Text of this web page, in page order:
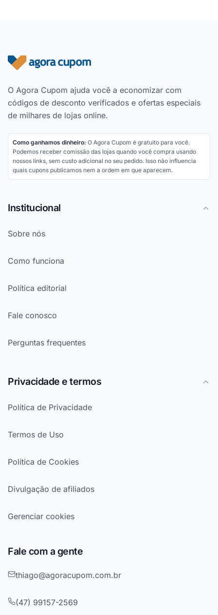
Rodapé do site
O Agora Cupom ajuda você a economizar com
códigos de desconto verificados e ofertas especiais
de milhares de lojas online.
Como ganhamos dinheiro: O Agora Cupom é gratuito para você.
Podemos receber comissão das lojas quando você compra usando
nossos links, sem custo adicional no seu pedido. Isso não influencia
quais cupons publicamos nem a ordem em que aparecem.
Institucional
Sobre nós
Como funciona
Política editorial
Fale conosco
Perguntas frequentes
Privacidade e termos
Política de Privacidade
Termos de Uso
Política de Cookies
Divulgação de afiliados
Gerenciar cookies
Fale com a gente
thiago@agoracupom.com.br
(47) 99157-2569